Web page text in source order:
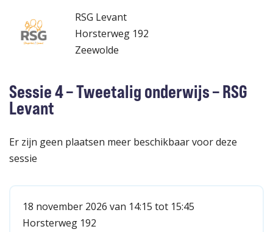
RSG Levant
Horsterweg 192
Zeewolde
Sessie 4 – Tweetalig onderwijs – RSG
Levant
Er zijn geen plaatsen meer beschikbaar voor deze
sessie
18 november 2026 van 14:15 tot 15:45
Horsterweg 192